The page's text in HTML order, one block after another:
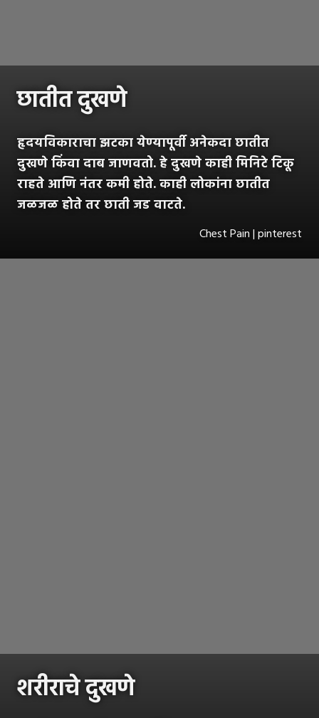
छातीत दुखणे
हृदयविकाराचा झटका येण्यापूर्वी अनेकदा छातीत
दुखणे किंवा दाब जाणवतो. हे दुखणे काही मिनिटे टिकू
राहते आणि नंतर कमी होते. काही लोकांना छातीत
जळजळ होते तर छाती जड वाटते.
Chest Pain | pinterest
शरीराचे दुखणे